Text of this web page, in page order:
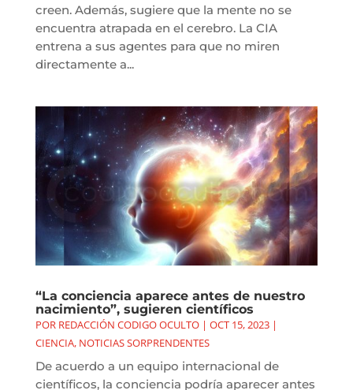
creen. Además, sugiere que la mente no se
encuentra atrapada en el cerebro. La CIA
entrena a sus agentes para que no miren
directamente a...
“La conciencia aparece antes de nuestro
nacimiento”, sugieren científicos
POR REDACCIÓN CODIGO OCULTO| OCT 15, 2023|
CIENCIA, NOTICIAS SORPRENDENTES
De acuerdo a un equipo internacional de
científicos, la conciencia podría aparecer antes